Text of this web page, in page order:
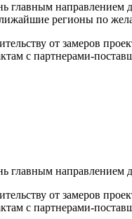
главным
регионы по
от замеров
с партнерами-
главным
от замеров
с партнерами-